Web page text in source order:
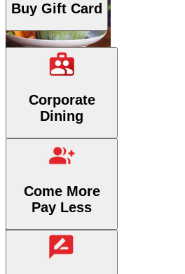
Thailändisch
62 Outlets
Buy Gift Card
Corporate
Dining
Come More
Pay Less